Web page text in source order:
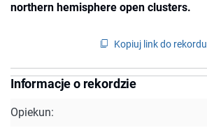
northern hemisphere open clusters.
Kopiuj link do rekordu
Informacje o rekordzie
Opiekun: